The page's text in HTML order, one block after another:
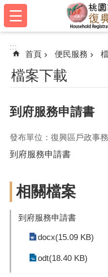
跳到主要內容區塊
:::
:::
首頁 便民服務
檔案下載
到府服務申請書
發布單位：復興區戶政事
到府服務申請書
相關檔案
到府服務申請書
docx(15.09 KB)
odt(18.40 KB)